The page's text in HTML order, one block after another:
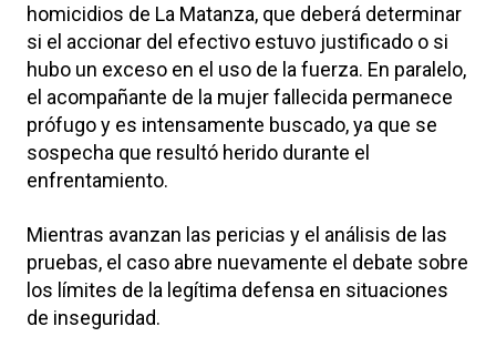
homicidios de La Matanza, que deberá determinar
si el accionar del efectivo estuvo justificado o si
hubo un exceso en el uso de la fuerza. En paralelo,
el acompañante de la mujer fallecida permanece
prófugo y es intensamente buscado, ya que se
sospecha que resultó herido durante el
enfrentamiento.
Mientras avanzan las pericias y el análisis de las
pruebas, el caso abre nuevamente el debate sobre
los límites de la legítima defensa en situaciones
de inseguridad.